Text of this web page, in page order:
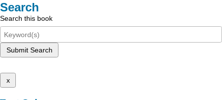
Search
Search this book
Submit Search
x